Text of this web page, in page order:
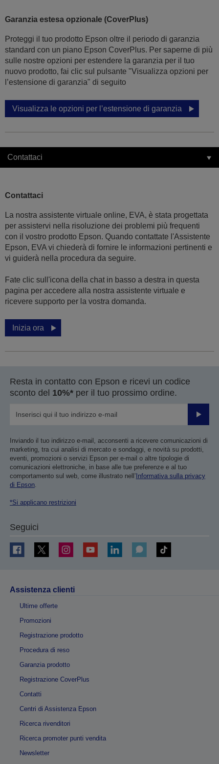
Garanzia estesa opzionale (CoverPlus)
Proteggi il tuo prodotto Epson oltre il periodo di garanzia
standard con un piano Epson CoverPlus. Per saperne di più
sulle nostre opzioni per estendere la garanzia per il tuo
nuovo prodotto, fai clic sul pulsante "Visualizza opzioni per
l’estensione di garanzia" di seguito
Visualizza le opzioni per l’estensione di garanzia
Contattaci
Contattaci
La nostra assistente virtuale online, EVA, è stata progettata
per assistervi nella risoluzione dei problemi più frequenti
con il vostro prodotto Epson. Quando contattate l'Assistente
Epson, EVA vi chiederà di fornire le informazioni pertinenti e
vi guiderà nella procedura da seguire.
Fate clic sull'icona della chat in basso a destra in questa
pagina per accedere alla nostra assistente virtuale e
ricevere supporto per la vostra domanda.
Inizia ora
Resta in contatto con Epson e ricevi un codice
sconto del 10%* per il tuo prossimo ordine.
Invia
Inviando il tuo indirizzo e-mail, acconsenti a ricevere comunicazioni di
marketing, tra cui analisi di mercato e sondaggi, e novità su prodotti,
eventi, promozioni o servizi Epson per e-mail o altre tipologie di
comunicazioni elettroniche, in base alle tue preferenze e al tuo
comportamento sul web, come illustrato nell’ Informativa sulla privacy
di Epson.
*Si applicano restrizioni
Seguici
Assistenza clienti
Ultime offerte
Promozioni
Registrazione prodotto
Procedura di reso
Garanzia prodotto
Registrazione CoverPlus
Contatti
Centri di Assistenza Epson
Ricerca rivenditori
Ricerca promoter punti vendita
Newsletter